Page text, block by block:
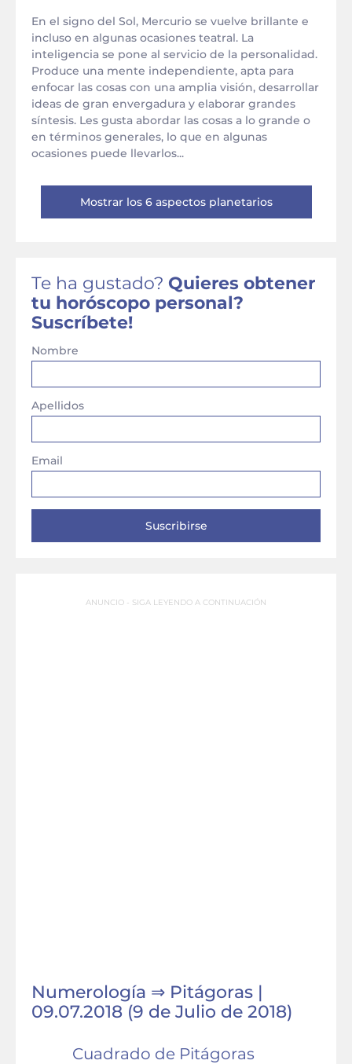
En el signo del Sol, Mercurio se vuelve brillante e
incluso en algunas ocasiones teatral. La
inteligencia se pone al servicio de la personalidad.
Produce una mente independiente, apta para
enfocar las cosas con una amplia visión, desarrollar
ideas de gran envergadura y elaborar grandes
síntesis. Les gusta abordar las cosas a lo grande o
en términos generales, lo que en algunas
ocasiones puede llevarlos...
Mostrar los 6 aspectos planetarios
Te ha gustado? Quieres obtener
tu horóscopo personal?
Suscríbete!
Nombre
Apellidos
Email
ANUNCIO - SIGA LEYENDO A CONTINUACIÓN
Numerología ⇒ Pitágoras |
09.07.2018 (9 de Julio de 2018)
Cuadrado de Pitágoras